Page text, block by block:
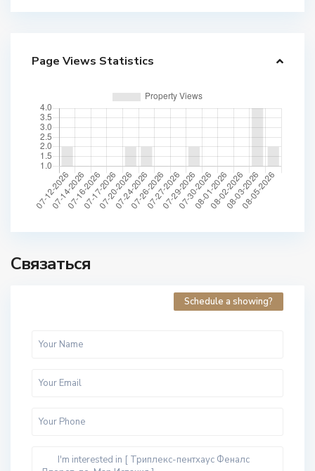
Page Views Statistics
Связаться
Schedule a showing?